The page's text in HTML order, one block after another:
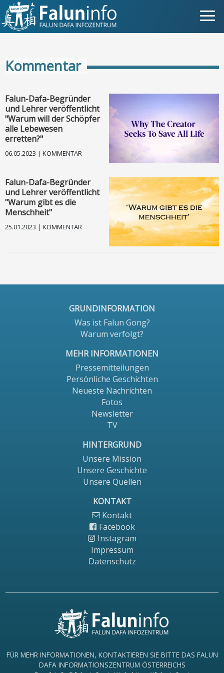
Warum verfolgt?
Pressemitteilungen
Statements
Persönliche Geschichten
Neueste Nachrichten
Newsletter
Fotos
Instagram
Impressum
Datenschutz
Andere Sprachen
Kommentar
Falun-Dafa-Begründer
und Lehrer veröffentlicht
"Warum will der Schöpfer
alle Lebewesen
erretten?"
06.05.2023 | KOMMENTAR
Falun-Dafa-Begründer
und Lehrer veröffentlicht
"Warum gibt es die
Menschheit"
25.01.2023 | KOMMENTAR
GRUNDINFORMATION
Was ist Falun Gong?
Warum verfolgt?
MEHR INFORMATIONEN
Pressemitteilungen
Persönliche Geschichten
Neueste Nachrichten
Fotos
Newsletter
TV
HINTERGRUND
Unsere Mission
Unsere Geschichte
Unsere Quellen
KONTAKT
Kontakt
Facebook
Instagram
Impressum
Datenschutz
FÜR MEHR INFORMATIONEN, KONTAKTIEREN SIE BITTE DAS FALUN
DAFA INFORMATIONSZENTRUM ÖSTERREICHS